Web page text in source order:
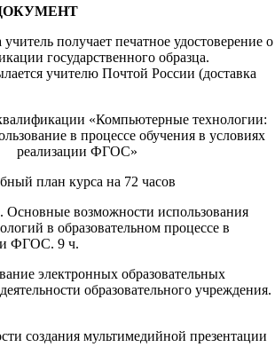
получает печатное удостоверение о
государственного образца.
учителю Почтой России (доставка
«Компьютерные технологии:
в процессе обучения в условиях
реализации ФГОС»
план курса на 72 часов
Основные возможности использования
в образовательном процессе в
ФГОС. 9 ч.
электронных образовательных
образовательного учреждения.
создания мультимедийной презентации